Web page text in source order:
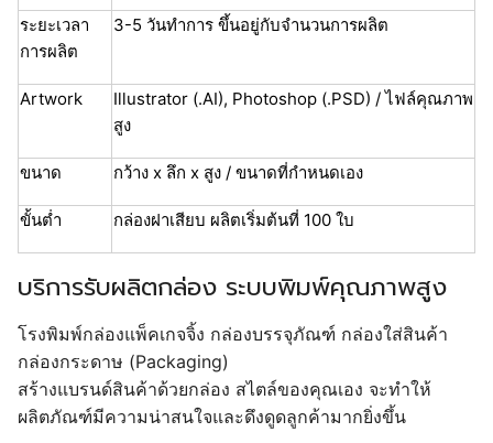
ระยะเวลา
การผลิต
3-5 วันทำการ ขึ้นอยู่กับจำนวนการผลิต
Artwork
Illustrator (.AI), Photoshop (.PSD) / ไฟล์คุณภาพ
สูง
ขนาด กว้าง x ลึก x สูง / ขนาดที่กำหนดเอง
ขั้นต่ำ กล่องฝาเสียบ ผลิตเริ่มต้นที่ 100 ใบ
บริการรับผลิตกล่อง ระบบพิมพ์คุณภาพสูง
โรงพิมพ์กล่องแพ็คเกจจิ้ง กล่องบรรจุภัณฑ์ กล่องใส่สินค้า
กล่องกระดาษ (Packaging)
สร้างแบรนด์สินค้าด้วยกล่อง สไตล์ของคุณเอง จะทำให้
ผลิตภัณฑ์มีความน่าสนใจและดึงดูดลูกค้ามากยิ่งขึ้น